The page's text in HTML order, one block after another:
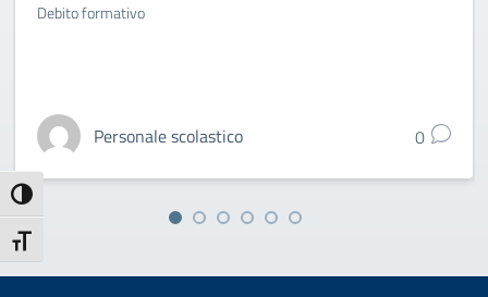
Attiva/disattiva alto contrasto
Attiva/disattiva dimensione testo
Debito formativo
Personale scolastico 0